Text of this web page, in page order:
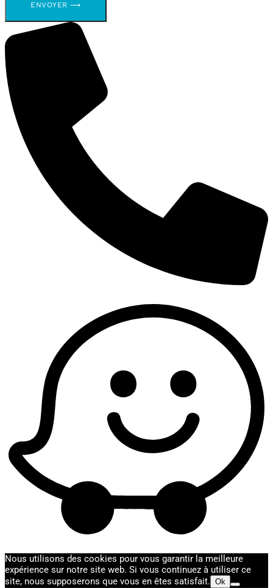
ENVOYER ⟶
Nous utilisons des cookies pour vous garantir la meilleure
expérience sur notre site web. Si vous continuez à utiliser ce
site, nous supposerons que vous en êtes satisfait. Ok